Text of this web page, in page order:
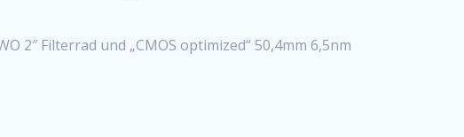
2″ Filterrad und „CMOS optimized“ 50,4mm 6,5nm